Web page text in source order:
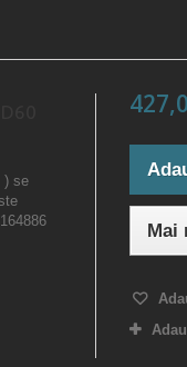
) se
Mai